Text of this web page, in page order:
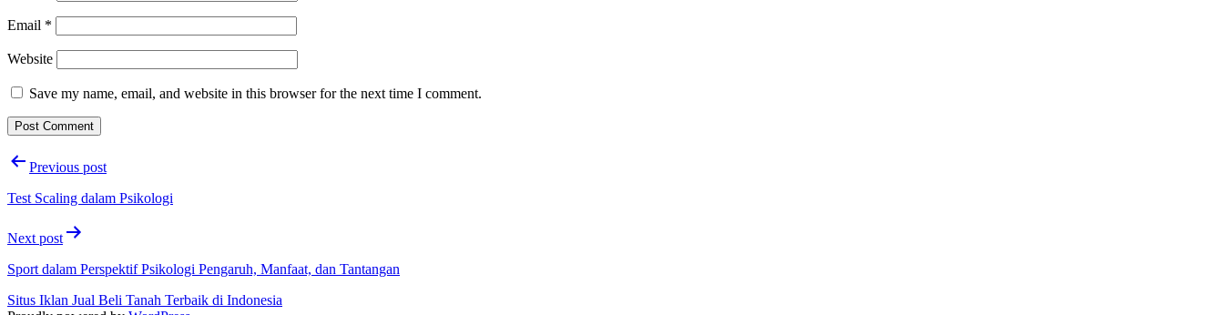
Email *
Website
Save my name, email, and website in this browser for the next time I comment.
PostPrevious post
Test Scaling dalam Psikologi
Next post
Sport dalam Perspektif Psikologi Pengaruh, Manfaat, dan Tantangan
Situs Iklan Jual Beli Tanah Terbaik di Indonesia